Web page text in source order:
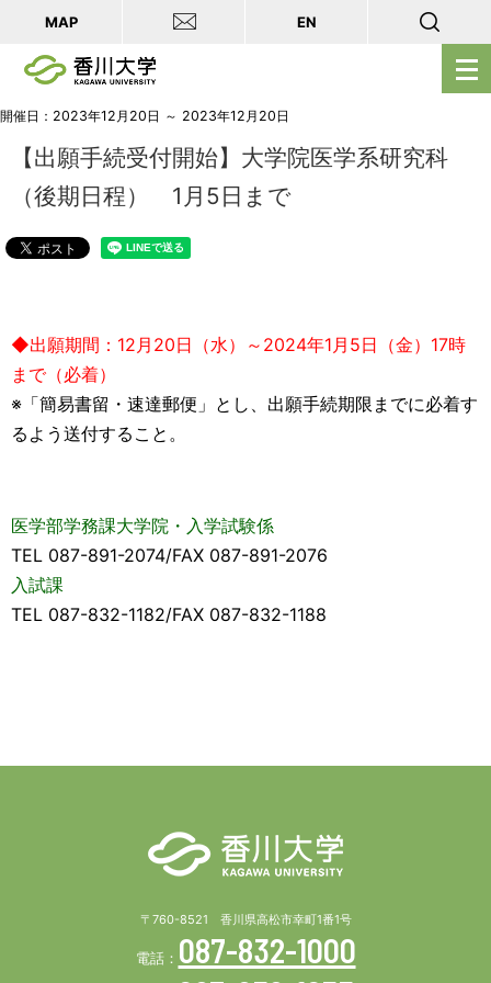
メ
ニ
ー
MAP EN
開催日：2023年12月20日 ～ 2023年12月20日
【出願手続受付開始】大学院医学系研究科
（後期日程） 1月5日まで
◆出願期間：12月20日（水）～2024年1月5日（金）17時
まで（必着）
※「簡易書留・速達郵便」とし、出願手続期限までに必着す
るよう送付すること。
医学部学務課大学院・入学試験係
TEL 087-891-2074/FAX 087-891-2076
入試課
TEL 087-832-1182/FAX 087-832-1188
〒760-8521 香川県高松市幸町1番1号
電話： 087-832-1000